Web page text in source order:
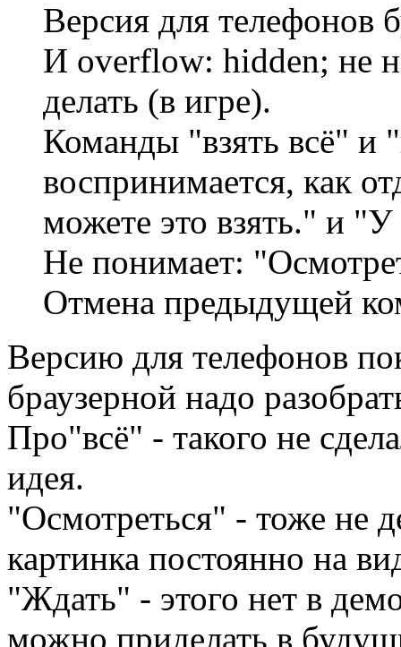
Версия для телефонов
И overflow: hidden; не
делать (в игре).
Команды "взять всё" и
воспринимается, как
можете это взять." и
Не понимает:
Отмена предыдущей
Версию для телефонов
браузерной надо
Про"всё" - такого не
идея.
"Осмотреться" - тоже не
картинка постоянно на
"Ждать" - этого нет в
можно приделать в